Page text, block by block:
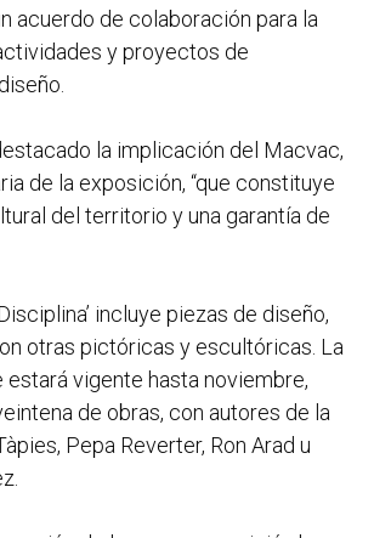
acuerdo de colaboración para la
y proyectos de
la implicación del Macvac,
de la exposición, “que constituye
del territorio y una garantía de
incluye piezas de diseño,
otras pictóricas y escultóricas. La
estará vigente hasta noviembre,
de obras, con autores de la
Pepa Reverter, Ron Arad u